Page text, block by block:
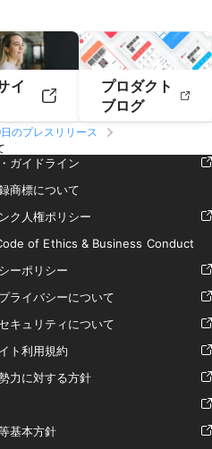
イ
プロダクト
ブログ
のプレスリリース
ガイドライン
商標について
ク人権ポリシー
of Ethics & Business Conduct
ーポリシー
ライバシーについて
キュリティについて
ト利用規約
力に対する方針
基本方針